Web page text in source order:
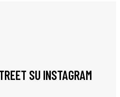
SU INSTAGRAM